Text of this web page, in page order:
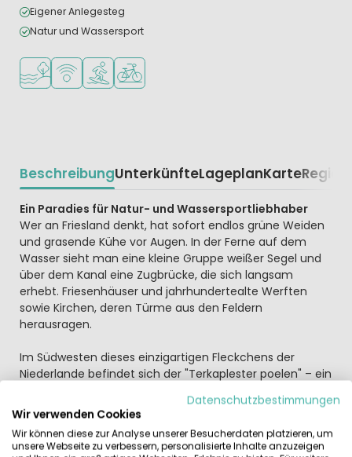
Eigener Anlegesteg
Natur und Wassersport
Am WasserWLAN verfügbar
Wassersportmöglichkeiten
Fahrradverleih
BeschreibungUnterkünfteLageplanKarteRegion
Beschrijving
Ein Paradies für Natur- und Wassersportliebhaber
Wer an Friesland denkt, hat sofort endlos grüne Weiden
und grasende Kühe vor Augen. In der Ferne auf dem
Wasser sieht man eine kleine Gruppe weißer Segel und
über dem Kanal eine Zugbrücke, die sich langsam
erhebt. Friesenhäuser und jahrhundertealte Werften
sowie Kirchen, deren Türme aus den Feldern
herausragen.
Im Südwesten dieses einzigartigen Fleckchens der
Niederlande befindet sich der "Terkaplester poelen" – ein
all dieser Naturschönheiten liegt der Wasserpark
Terkaple: ein wahres Paradies für Natur- und
Wassersportliebhaber.
Datenschutzbestimmungen
Wir verwenden Cookies
Wir können diese zur Analyse unserer Besucherdaten platzieren, um
unsere Webseite zu verbessern, personalisierte Inhalte anzuzeigen